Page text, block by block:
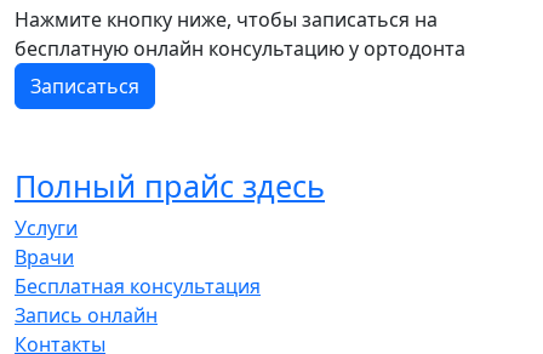
Нажмите кнопку ниже, чтобы записаться на
бесплатную онлайн консультацию у ортодонта
Записаться
Полный прайс здесь
Услуги
Врачи
Бесплатная консультация
Запись онлайн
Контакты